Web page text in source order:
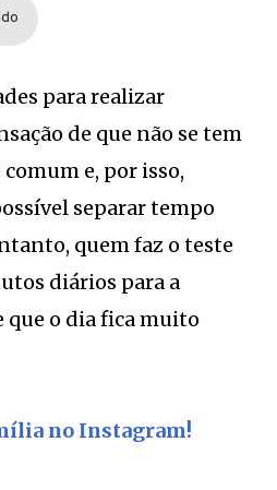
para realizar
de que não se tem
e, por isso,
separar tempo
quem faz o teste
diários para a
o dia fica muito
no Instagram!